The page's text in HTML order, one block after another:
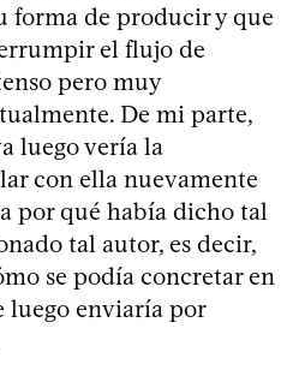
forma de producir y que
el flujo de
pero muy
De mi parte,
luego vería la
con ella nuevamente
por qué había dicho tal
tal autor, es decir,
se podía concretar en
luego enviaría por